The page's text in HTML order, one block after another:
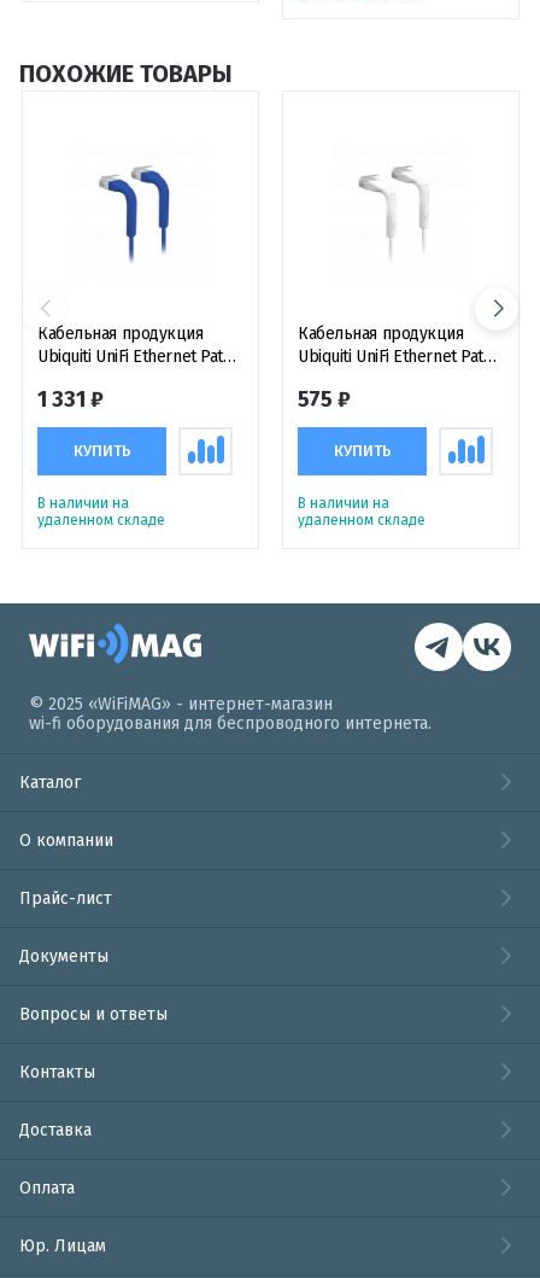
ПОХОЖИЕ ТОВАРЫ
Кабельная продукция
Ubiquiti UniFi Ethernet Patch
кабель соединительный,
синий
1 331 ₽
КУПИТЬ
В наличии на
удаленном складе
Кабельная продукция
Ubiquiti UniFi Ethernet Patch
кабель соединительный,
белый
575 ₽
КУПИТЬ
В наличии на
удаленном складе
© 2025 «WiFiMAG» - интернет-магазин
wi-fi оборудования для беспроводного интернета.
Каталог
О компании
Прайс-лист
Документы
Вопросы и ответы
Контакты
Доставка
Оплата
Юр. Лицам